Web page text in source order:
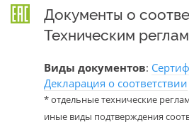
Документы о
Техническим
Виды документов:
Декларация о соответствии
* отдельные технические
иные виды подтверждения